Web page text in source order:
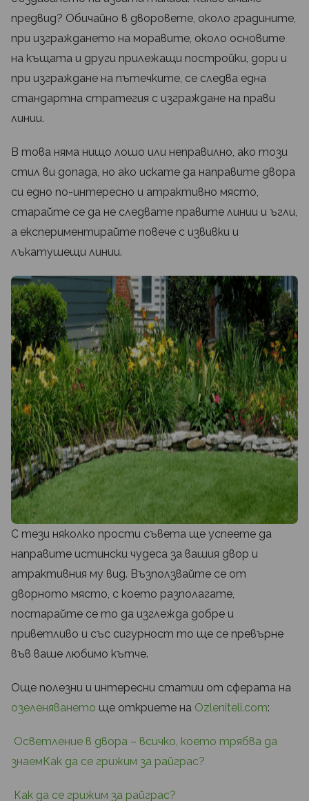
предвид? Обичайно в дворовете, около градините,
при изграждането на моравите, около основите
на къщата и други прилежащи постройки, дори и
при изграждане на пътечките, се следва една
стандартна стратегия с изграждане на прави
линии.
В това няма нищо лошо или неправилно, ако този
стил ви допада, но ако искате да направите двора
си едно по-интересно и атрактивно място,
старайте се да не следвате правите линии и ъгли,
а експериментирайте повече с извивки и
лъкатушещи линии.
С тези няколко прости съвета ще успеете да
направите истински чудеса за вашия двор и
атрактивния му вид. Възползвайте се от
дворното място, с което разполагате,
постарайте се то да изглежда добре и
приветливо и със сигурност то ще се превърне
във ваше любимо кътче.
Oще полезни и интересни статии от сферата на
озеленяването ще откриете на Ozleniteli.com:
Осветление в двора – всичко, което трябва да
знаем Как да се грижим за райграс?
Как да се грижим за райграс?